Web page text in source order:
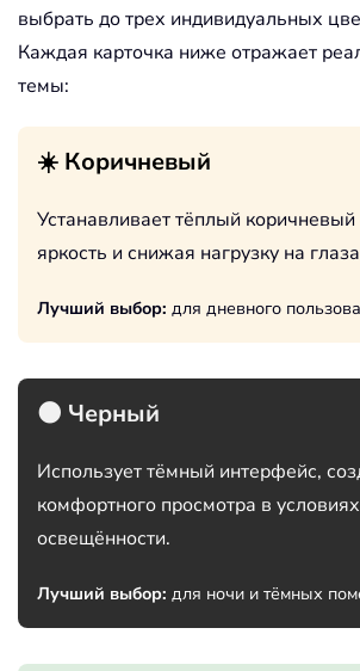
выбрать до трех индивидуальных
Каждая карточка ниже отражает
темы:
☀️ Коричневый
Устанавливает тёплый
яркость и снижая нагрузку на
Лучший выбор: для дневного
🌑 Черный
Использует тёмный интерфейс,
комфортного просмотра в
освещённости.
Лучший выбор: для ночи и тёмных